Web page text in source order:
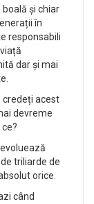
boală și chiar
în
responsabili
dar și mai
credeți acest
devreme
triliarde de
orice.
când